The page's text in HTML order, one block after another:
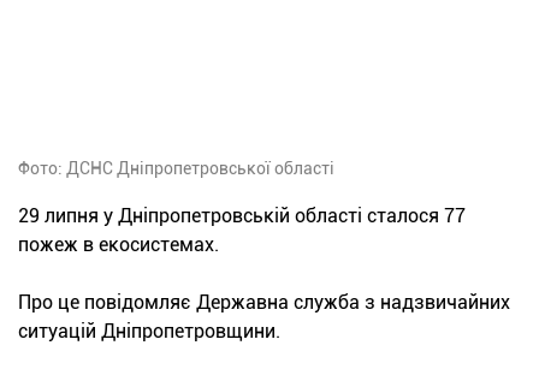
Фото: ДСНС Дніпропетровської області
29 липня у Дніпропетровській області сталося 77
пожеж в екосистемах.
Про це повідомляє Державна служба з надзвичайних
ситуацій Дніпропетровщини.